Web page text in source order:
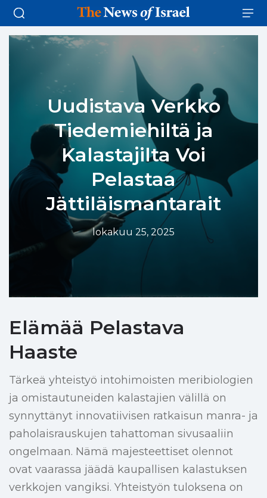
Uudistava Verkko
Tiedemiehiltä ja
Kalastajilta Voi
Pelastaa
Jättiläismantarait
lokakuu 25, 2025
Elämää Pelastava
Haaste
Tärkeä yhteistyö intohimoisten meribiologien
ja omistautuneiden kalastajien välillä on
synnyttänyt innovatiivisen ratkaisun manra- ja
paholaisrauskujen tahattoman sivusaaliin
ongelmaan. Nämä majesteettiset olennot
ovat vaarassa jäädä kaupallisen kalastuksen
verkkojen vangiksi. Yhteistyön tuloksena on